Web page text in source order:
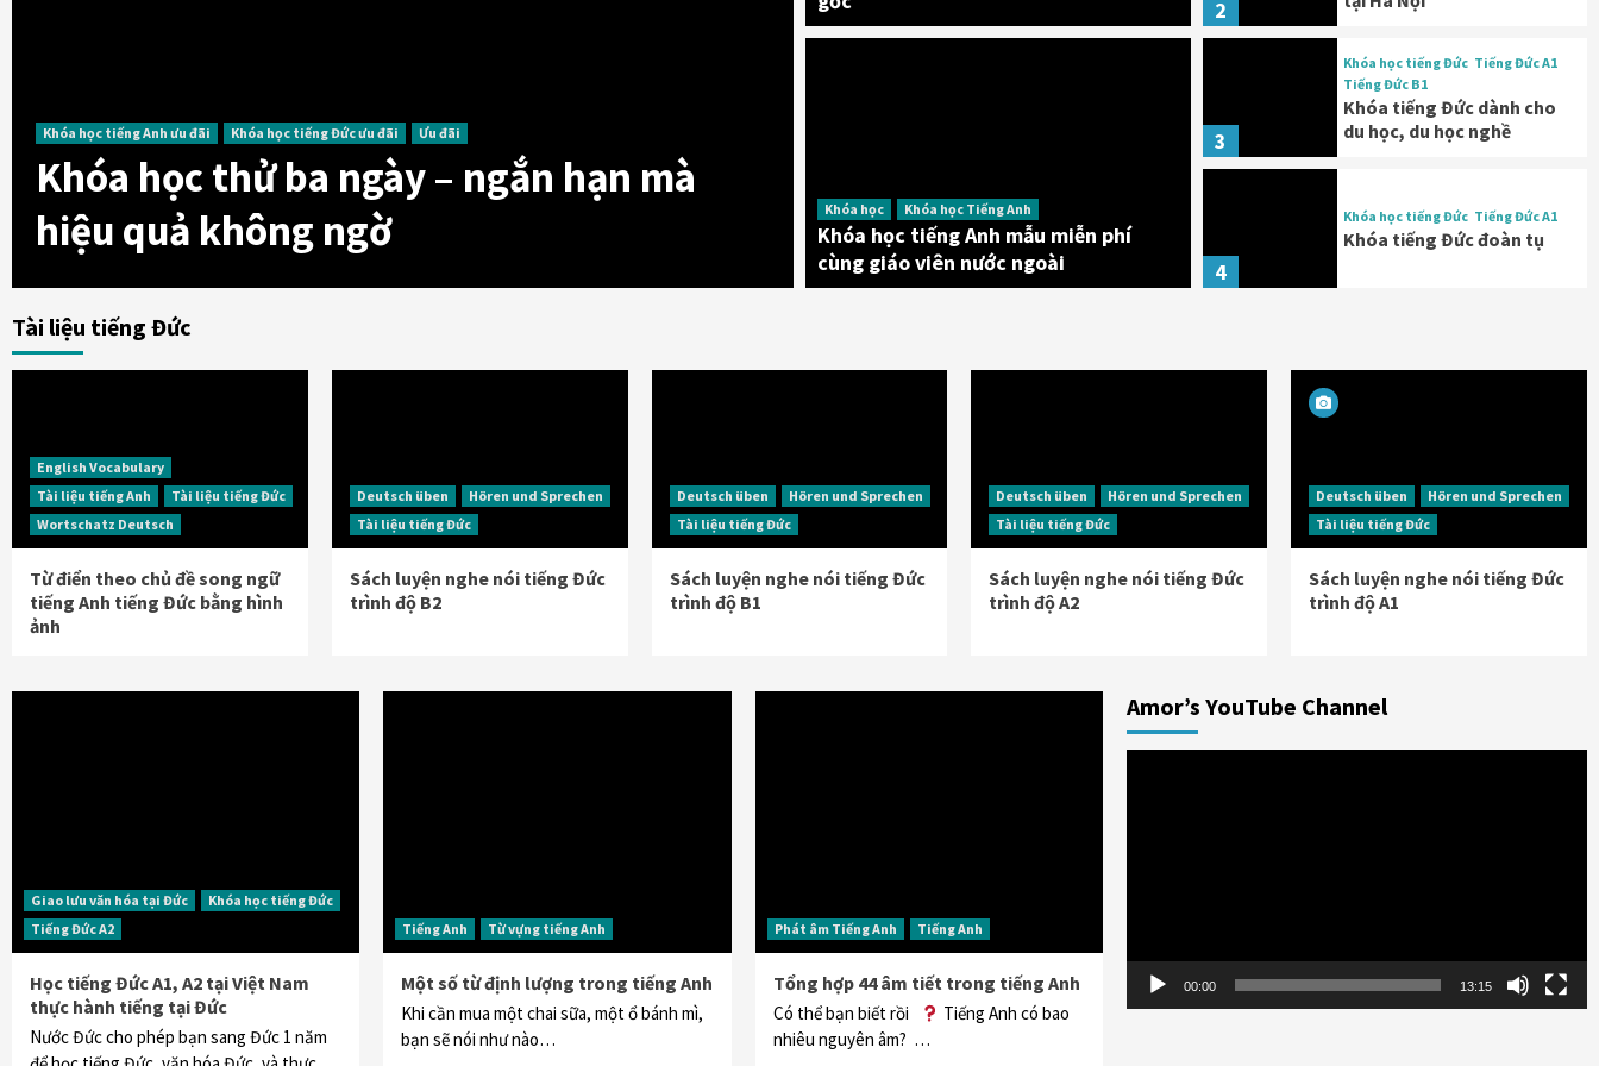
Khóa học tiếng Anh ưu đãi Khóa học tiếng Đức ưu đãi Ưu đãi
Khóa học thử ba ngày – ngắn hạn mà
hiệu quả không ngờ
Khóa học nhập môn không thu học phí
Khóa học Khóa học Tiếng Anh
Khóa học tiếng Anh mẫu miễn phí
cùng giáo viên nước ngoài
2
3
Khóa học tiếng Đức Tiếng Đức A1
Tiếng Đức B1
Khóa tiếng Đức dành cho
du học, du học nghề
4
Khóa học tiếng Đức Tiếng Đức A1
Khóa tiếng Đức đoàn tụ
Tài liệu tiếng Đức
English Vocabulary
Tài liệu tiếng Anh
Tài liệu tiếng Đức
Wortschatz Deutsch
Từ điển theo chủ đề song ngữ
tiếng Anh tiếng Đức bằng hình
ảnh
Deutsch üben
Hören und Sprechen
Tài liệu tiếng Đức
Sách luyện nghe nói tiếng Đức
trình độ B2
Deutsch üben
Hören und Sprechen
Tài liệu tiếng Đức
Sách luyện nghe nói tiếng Đức
trình độ B1
Deutsch üben
Hören und Sprechen
Tài liệu tiếng Đức
Sách luyện nghe nói tiếng Đức
trình độ A2
Deutsch üben
Hören und Sprechen
Tài liệu tiếng Đức
Sách luyện nghe nói tiếng Đức
trình độ A1
Giao lưu văn hóa tại Đức
Khóa học tiếng Đức
Tiếng Đức A2
Học tiếng Đức A1, A2 tại Việt Nam
thực hành tiếng tại Đức
Nước Đức cho phép bạn sang Đức 1 năm
Tiếng Anh Từ vựng tiếng Anh
Một số từ định lượng trong tiếng Anh
Khi cần mua một chai sữa, một ổ bánh mì,
bạn sẽ nói như nào…
Phát âm Tiếng Anh Tiếng Anh
Tổng hợp 44 âm tiết trong tiếng Anh
Có thể bạn biết rồi
Tiếng Anh có bao
nhiêu nguyên âm? …
Amor’s YouTube Channel
00:00 13:15